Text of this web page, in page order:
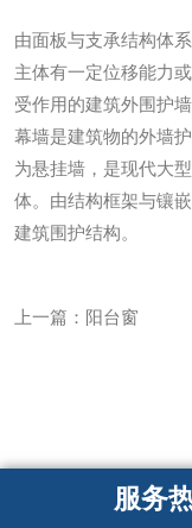
由面板与支承结构体
主体有一定位移能力
受作用的建筑外围护
幕墙是建筑物的外墙
为悬挂墙，是现代大
体。由结构框架与镶
建筑围护结构。
上一篇： 阳台窗
服务